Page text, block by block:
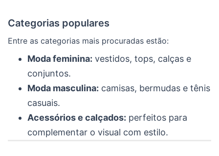
Categorias populares
Entre as categorias mais procuradas estão:
Moda feminina: vestidos, tops, calças e
conjuntos.
Moda masculina: camisas, bermudas e tênis
casuais.
Acessórios e calçados: perfeitos para
complementar o visual com estilo.